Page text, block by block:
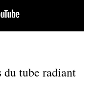
tube radiant